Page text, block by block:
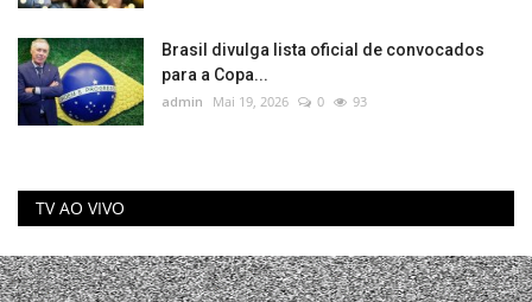
Brasil divulga lista oficial de convocados
para a Copa...
admin Mai 19, 2026 0 93
TV AO VIVO